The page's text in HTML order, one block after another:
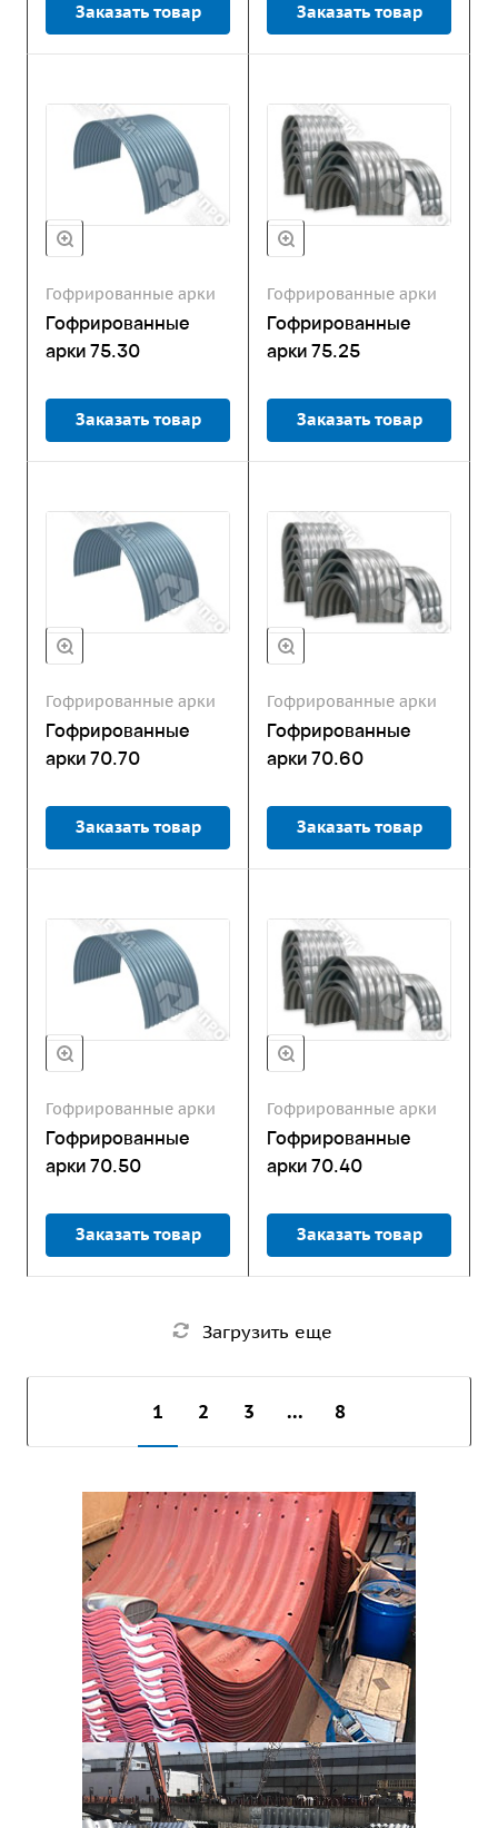
Заказать товар Заказать товар
Гофрированные арки
Гофрированные
арки 75.30
Заказать товар
Гофрированные арки
Гофрированные
арки 75.25
Заказать товар
Гофрированные арки
Гофрированные
арки 70.70
Заказать товар
Гофрированные арки
Гофрированные
арки 70.60
Заказать товар
Гофрированные арки
Гофрированные
арки 70.50
Заказать товар
Гофрированные арки
Гофрированные
арки 70.40
Заказать товар
Загрузить еще
1 2 3 ... 8